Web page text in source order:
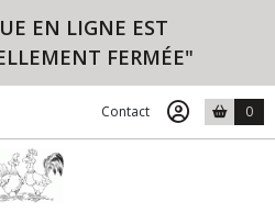
EN LIGNE EST
FERMÉE"
Contact 0